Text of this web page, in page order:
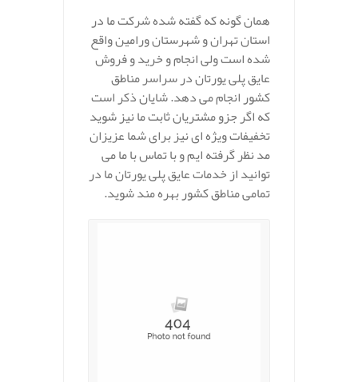
همان گونه که گفته شده شرکت ما در
استان تهران و شهرستان ورامین واقع
شده است ولی انجام و خرید و فروش
عایق پلی یورتان در سراسر مناطق
کشور انجام می دهد. شایان ذکر است
که اگر جزو مشتریان ثابت ما نیز شوید
تخفیفات ویژه ای نیز برای شما عزیزان
مد نظر گرفته ایم و با تماس با ما می
توانید از خدمات عایق پلی یورتان ما در
تمامی مناطق کشور بهره مند شوید.